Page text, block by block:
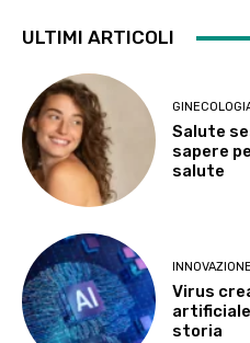
ULTIMI ARTICOLI
Salute
sapere
salute
Virus
storia